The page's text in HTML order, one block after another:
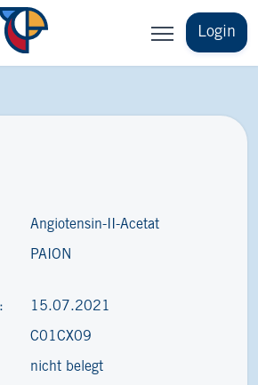
Login
Angiotensin-II-Acetat
PAION
15.07.2021
C01CX09
nicht belegt